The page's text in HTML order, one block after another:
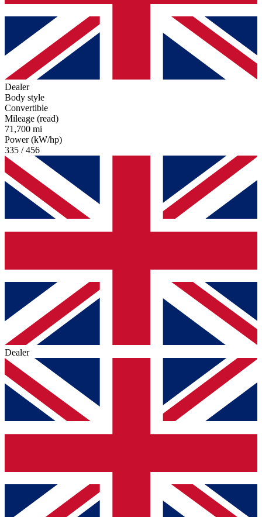
Dealer
Body style
Convertible
Mileage (read)
71,700 mi
Power (kW/hp)
335 / 456
Dealer